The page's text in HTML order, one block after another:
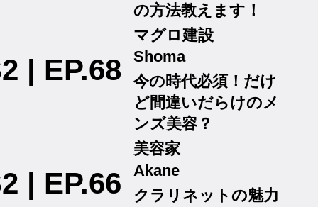
マグロ建設
の方法教えます！
| EP.68 Shoma
美容家
今の時代必須！だけ
ど間違いだらけのメ
ンズ美容？
| EP.66 Akane
クラリネットの魅力